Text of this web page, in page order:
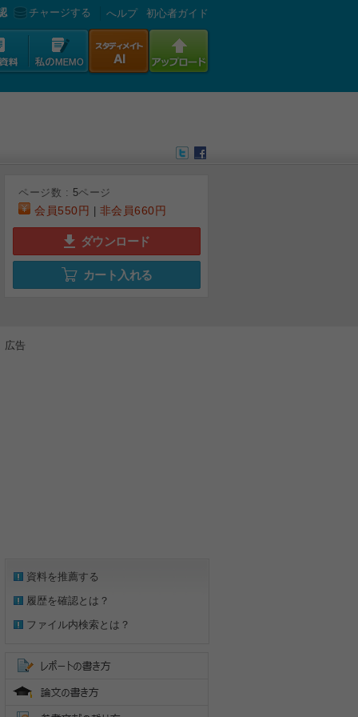
チャージする へルプ 初心者ガイド
ページ数 : 5ページ
会員550円 非会員660円
ダウンロード
カート入れる
広告
資料を推薦する
履歴を確認とは？
ファイル内検索とは？